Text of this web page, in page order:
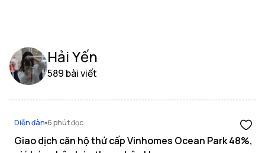
Hải Yến
589 bài viết
Diễn đàn 6 phút đọc
Giao dịch căn hộ thứ cấp Vinhomes Ocean Park 48%,